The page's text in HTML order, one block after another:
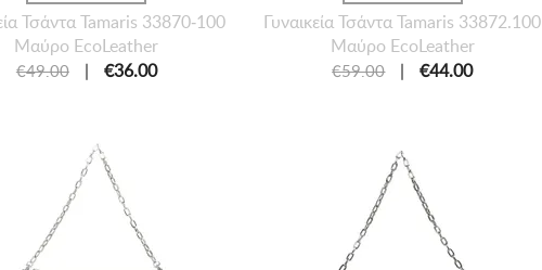
Τσάντα Tamaris 33870-100
Μαύρο EcoLeather
€49.00 | €36.00
Γυναικεία Τσάντα Tamaris 33872.100
Μαύρο EcoLeather
€59.00 | €44.00